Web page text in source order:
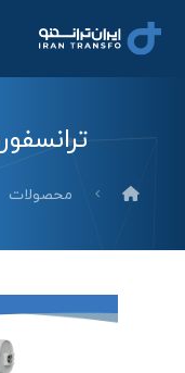
محصولات